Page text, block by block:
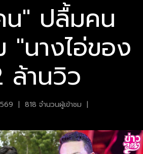
" ปลื้มคน
"นางไอ่ของ
ล้านวิว
| 818 จำนวนผู้เข้าชม |